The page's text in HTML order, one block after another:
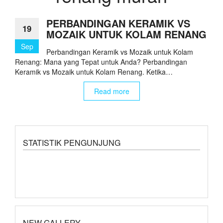
19
Sep
PERBANDINGAN KERAMIK VS
MOZAIK UNTUK KOLAM RENANG
Perbandingan Keramik vs Mozaik untuk Kolam
Renang: Mana yang Tepat untuk Anda? Perbandingan
Keramik vs Mozaik untuk Kolam Renang. Ketika…
Read more
STATISTIK PENGUNJUNG